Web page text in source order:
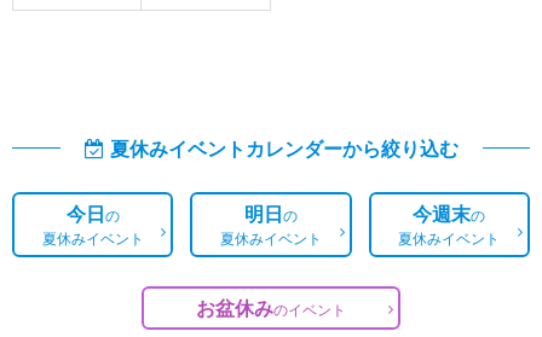
夏休みイベントカレンダーから絞り込む
今日の
夏休みイベント
明日の
夏休みイベント
今週末の
夏休みイベント
お盆休みのイベント